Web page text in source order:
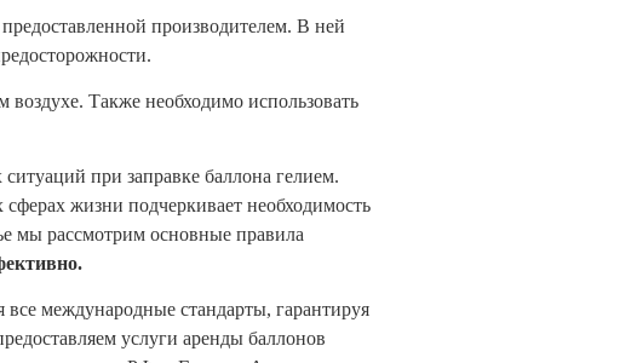
производителем. В ней
Также необходимо использовать
при заправке баллона гелием.
жизни подчеркивает необходимость
мы рассмотрим основные правила
все международные стандарты, гарантируя
услуги аренды баллонов